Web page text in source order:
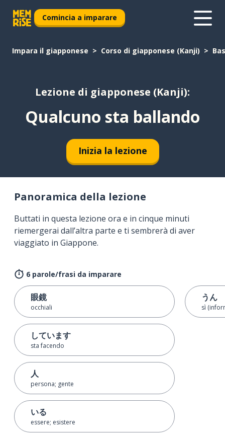
Comincia a imparare
Impara il giapponese Corso di giapponese (Kanji)
Lezione di giapponese (Kanji):
Qualcuno sta ballando
Inizia la lezione
Panoramica della lezione
Buttati in questa lezione ora e in cinque minuti
riemergerai dall’altra parte e ti sembrerà di aver
viaggiato in Giappone.
6 parole/frasi da imparare
眼鏡
occhiali
しています
sta facendo
人
persona; gente
いる
essere; esistere
うん
sì